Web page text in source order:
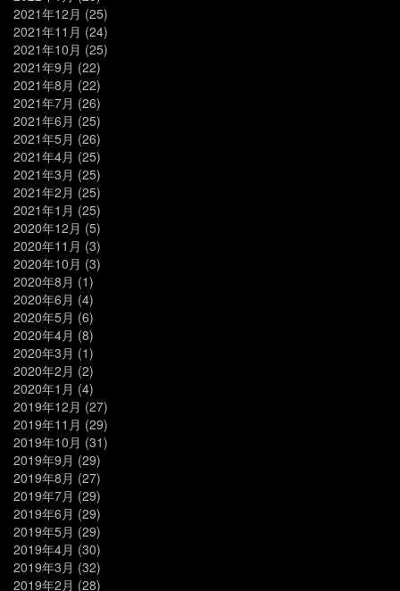
2021年12月 (25)
2021年11月 (24)
2021年10月 (25)
2021年9月 (22)
2021年8月 (22)
2021年7月 (26)
2021年6月 (25)
2021年5月 (26)
2021年4月 (25)
2021年3月 (25)
2021年2月 (25)
2021年1月 (25)
2020年12月 (5)
2020年11月 (3)
2020年10月 (3)
2020年8月 (1)
2020年6月 (4)
2020年5月 (6)
2020年4月 (8)
2020年3月 (1)
2020年2月 (2)
2020年1月 (4)
2019年12月 (27)
2019年11月 (29)
2019年10月 (31)
2019年9月 (29)
2019年8月 (27)
2019年7月 (29)
2019年6月 (29)
2019年5月 (29)
2019年4月 (30)
2019年3月 (32)
2019年2月 (28)